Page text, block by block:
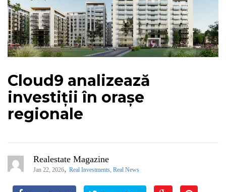
Cloud9 analizează
investiții în orașe
regionale
Realestate Magazine
Jan 22, 2026, Real Investments Real News